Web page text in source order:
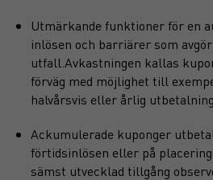
Utmärkande funktioner för en
inlösen och barriärer som
utfall.Avkastningen kallas
förväg med möjlighet till
halvårsvis eller årlig utbetalning.
Ackumulerade kuponger
förtidsinlösen eller på
sämst utvecklad tillgång